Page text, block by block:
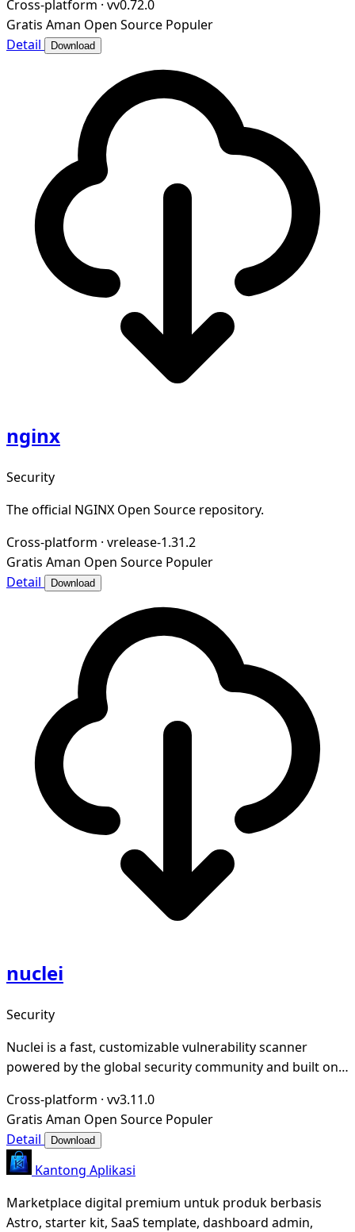
Cross-platform · vv0.72.0
Gratis Aman Open Source Populer
Detail
Download
nginx
Security
The official NGINX Open Source repository.
Cross-platform · vrelease-1.31.2
Gratis Aman Open Source Populer
Detail
Download
nuclei
Security
Nuclei is a fast, customizable vulnerability scanner
powered by the global security community and built on a
Cross-platform · vv3.11.0
Gratis Aman Open Source Populer
Detail
Download
Kantong Aplikasi
Marketplace digital premium untuk produk berbasis
Astro, starter kit, SaaS template, dashboard admin,